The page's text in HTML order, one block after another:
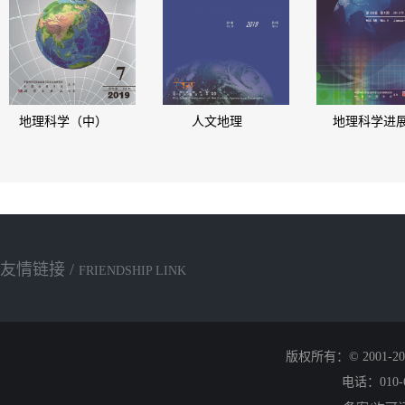
2026-01
驱动·绿色共融——共筑华南高质量发展地理新格局”为主题，来
教学单位的300余名专家学者、研究生及行业代表参会。会议由
大学联合主办，中国地理学会华南地区代表处、北部湾环境演变
实验室、南宁师范大学地理科学与规划学院等单位承办。
地理科学（中） 人文地理 地理科学进
友情链接 / FRIENDSHIP LINK
版权所有：© 2001-
电话：